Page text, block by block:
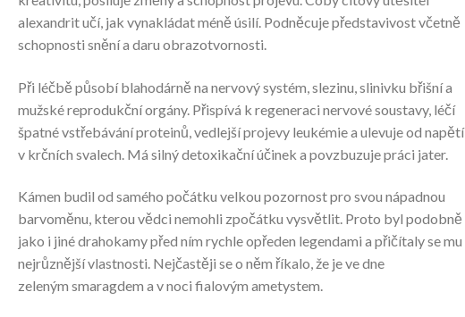
alexandrit učí, jak vynakládat méně úsilí. Podněcuje představivost včetně
schopnosti snění a daru obrazotvornosti.
Při léčbě působí blahodárně na nervový systém, slezinu, slinivku břišní a
mužské reprodukční orgány. Přispívá k regeneraci nervové soustavy, léčí
špatné vstřebávání proteinů, vedlejší projevy leukémie a ulevuje od napětí
v krčních svalech. Má silný detoxikační účinek a povzbuzuje práci jater.
Kámen budil od samého počátku velkou pozornost pro svou nápadnou
barvoměnu, kterou vědci nemohli zpočátku vysvětlit. Proto byl podobně
jako i jiné drahokamy před ním rychle opředen legendami a přičítaly se mu
nejrůznější vlastnosti. Nejčastěji se o něm říkalo, že je ve dne
zeleným smaragdem a v noci fialovým ametystem.